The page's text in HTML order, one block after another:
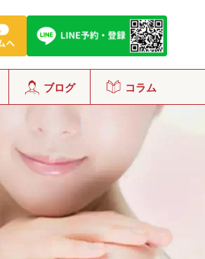
ブログ コラム